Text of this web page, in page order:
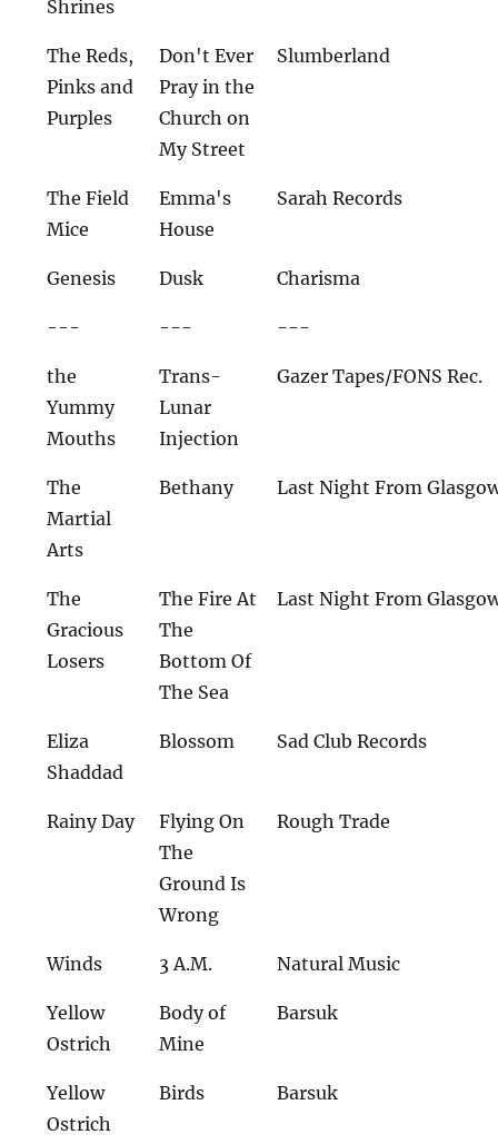
Shrines
The Reds,
Pinks and
Purples
Don't Ever
Pray in the
Church on
My Street
Slumberland
The Field
Mice
Emma's
House
Sarah Records
Genesis Dusk Charisma
--- --- ---
the
Yummy
Mouths
Trans-
Lunar
Injection
Gazer Tapes/FONS Rec.
The
Martial
Arts
Bethany Last Night From
The
Gracious
Losers
The Fire At
The
Bottom Of
The Sea
Last Night From
Eliza
Shaddad
Blossom Sad Club Records
Rainy Day
Flying On
The
Ground Is
Wrong
Rough Trade
Winds 3 A.M. Natural Music
Yellow
Ostrich
Body of
Mine
Barsuk
Yellow
Ostrich
Birds Barsuk